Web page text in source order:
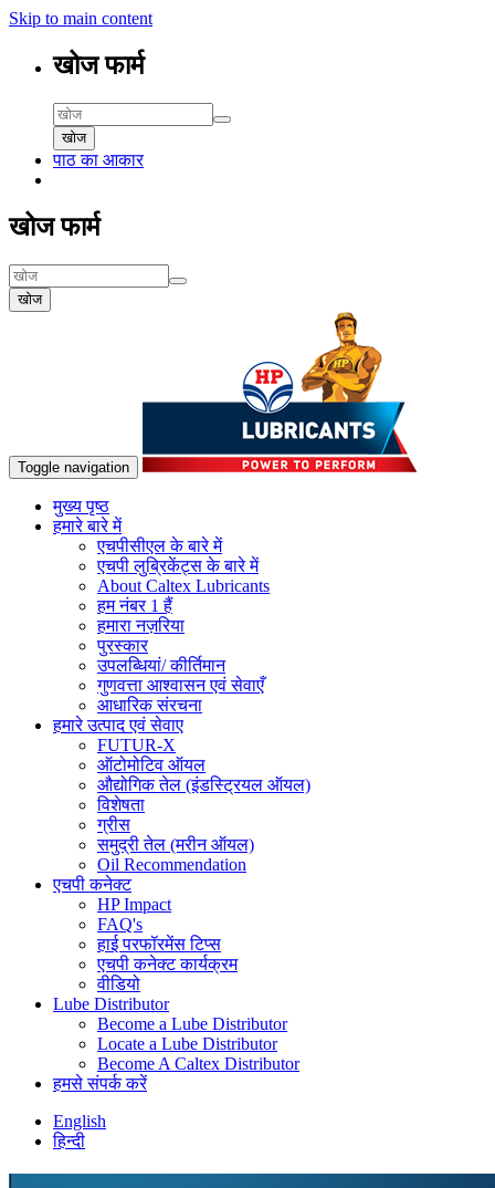
Skip to main content
खोज फार्म
खोज
पाठ का आकार
खोज फार्म
खोज
Toggle navigation
मुख्य पृष्ठ
हमारे बारे में
एचपीसीएल के बारे में
एचपी लुब्रिकेंट्स के बारे में
About Caltex Lubricants
हम नंबर 1 हैं
हमारा नज़रिया
पुरस्कार
उपलब्धियां/ कीर्तिमान
गुणवत्ता आश्वासन एवं सेवाएँ
आधारिक संरचना
हमारे उत्पाद एवं सेवाए
FUTUR-X
ऑटोमोटिव ऑयल
औद्योगिक तेल (इंडस्ट्रियल ऑयल)
विशेषता
ग्रीस
समुद्री तेल (मरीन ऑयल)
Oil Recommendation
एचपी कनेक्ट
HP Impact
FAQ's
हाई परफॉरमेंस टिप्स
एचपी कनेक्ट कार्यक्रम
वीडियो
Lube Distributor
Become a Lube Distributor
Locate a Lube Distributor
Become A Caltex Distributor
हमसे संपर्क करें
English
हिन्दी